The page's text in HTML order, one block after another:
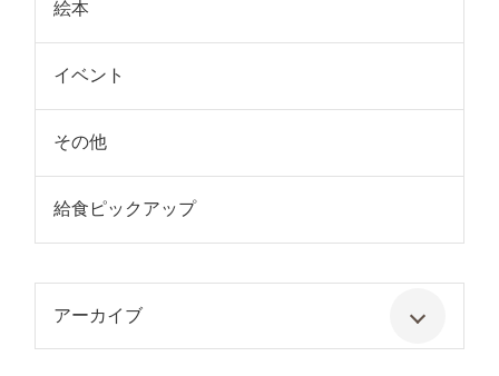
絵本
イベント
その他
給食ピックアップ
アーカイブ